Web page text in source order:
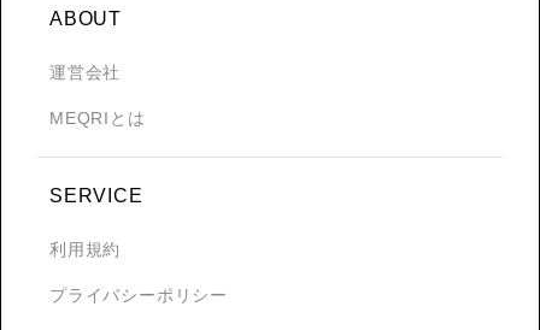
ABOUT
運営会社
MEQRIとは
SERVICE
利用規約
プライバシーポリシー